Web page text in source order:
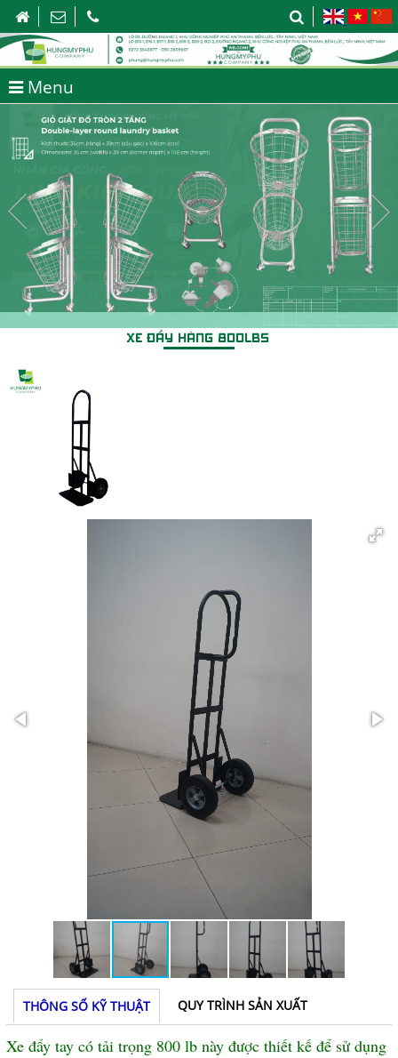
Menu
HƯNG MỸ PHÚ – NHẬN SƠN TĨNH ĐIỆN LINH KIỆN QUẠT – CHI TIẾT BÁN
THÀNH PHẨM KHÁC
XE ĐẨY HÀNG 800LBS
THÔNG SỐ KỸ THUẬT QUY TRÌNH SẢN XUẤT
Xe đẩy tay có tải trọng 800 lb này được thiết kế để sử dụng